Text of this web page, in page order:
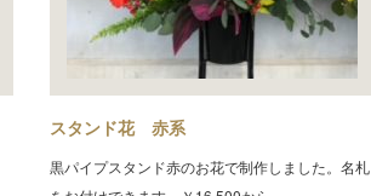
スタンド花 赤系
黒パイプスタンド赤のお花で制作しました。名札